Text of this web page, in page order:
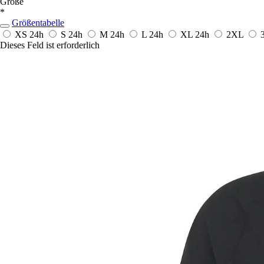
*
Größentabelle
XS 24h S 24h M 24h L 24h XL 24h 2XL
Dieses Feld ist erforderlich